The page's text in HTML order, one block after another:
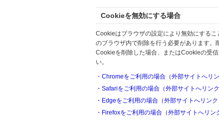
Cookieを無効にする場合
Cookieはブラウザの設定により無効にする
のブラウザ内で削除を行う必要があります。
Cookieを削除した場合、またはCookieの受
い。
・Chromeをご利用の場合（外部サイトへリン
・Safariをご利用の場合（外部サイトへリンク
・Edgeをご利用の場合（外部サイトへリンク
・Firefoxをご利用の場合（外部サイトへリン